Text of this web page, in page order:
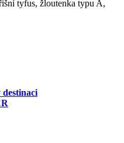
tyfus, žloutenka typu A,